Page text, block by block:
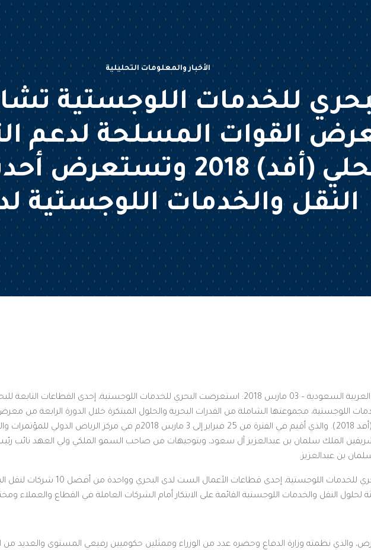
الأخبار والمعلومات التحليلية
للخدمات اللوجستية
القوات المسلحة لدعم
المحلي (أفد) 2018
النقل والخدمات اللوجستية
الرياض، المملكة العربية السعودية – 03 مارس 2018: استعرضت البحري للخدمات اللوجستية، إحدى
اللوجستية، مجموعتها الشاملة من القدرات البحرية والحلول المبتكرة خلال الدورة الرابعة من
التصنيع المحلي (أفد 2018). والذي أقيم في الفترة من 25 فبراير إلى 3 مارس 2018م
الملك سلمان بن عبدالعزيز آل سعود، وبتوجيهات من صاحب السمو الملكي ولي العهد نائب
بن عبدالعزيز.
واستعرضت البحري للخدمات اللوجستية، إحدى
لحلول النقل والخدمات اللوجستية القائمة على الابتكار أمام الشركات العاملة في القطاع والعملاء
والذي نظمته وزارة الدفاع وحضره عدد من الوزراء وممثلين حكوميين رفيعي المستوى والعديد